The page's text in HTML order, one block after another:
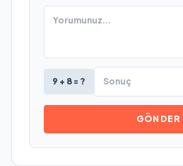
9 + 8 = ?
GÖNDER